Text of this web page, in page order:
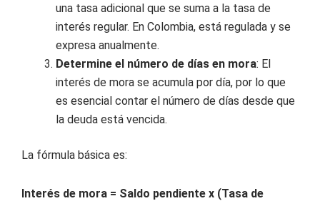
una tasa adicional que se suma a la tasa de
interés regular. En Colombia, está regulada y se
expresa anualmente.
Determine el número de días en mora: El
interés de mora se acumula por día, por lo que
es esencial contar el número de días desde que
la deuda está vencida.
La fórmula básica es:
Interés de mora = Saldo pendiente x (Tasa de